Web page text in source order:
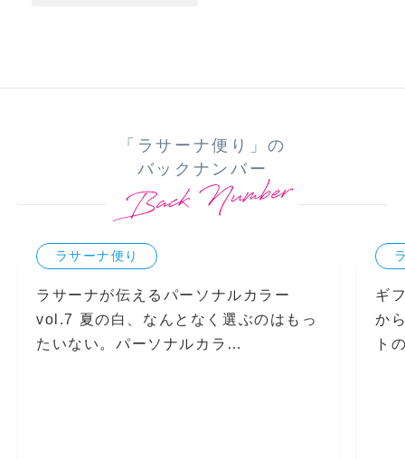
「ラサーナ便り」の
バックナンバー
ラサーナ便り
ラサーナが伝えるパーソナルカラー
vol.7 夏の白、なんとなく選ぶのはもっ
たいない。パーソナルカラ…
ギ
か
ト